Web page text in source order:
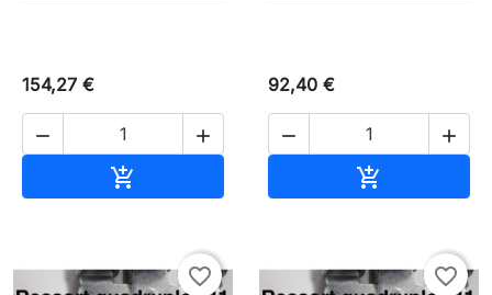
154,27 €
 

92,40 €
 

favorite_border favorite_border